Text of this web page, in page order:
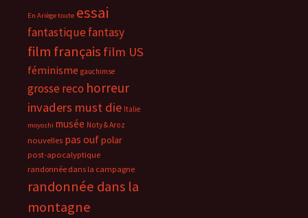
En Ariège toute essai
fantastiquefantasy
film français film US
féminisme gauchimse
grosse reco horreur
invaders must die Italie
moyoshi musée Noty & Aroz
nouvelles pas oufpolar
post-apocalyptique
randonnée dans la campagne
randonnée dans la
montagne